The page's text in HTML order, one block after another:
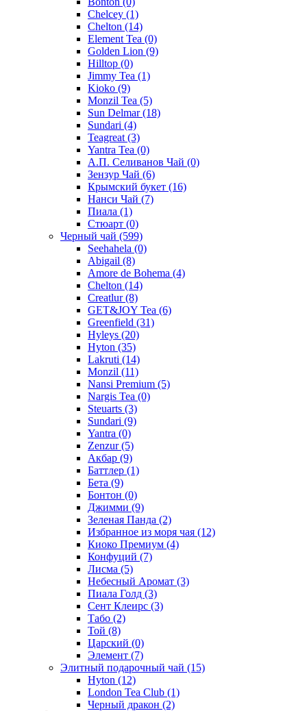
Chelcey (1)
Chelton (14)
Element Tea (0)
Golden Lion (9)
Hilltop (0)
Jimmy Tea (1)
Kioko (9)
Monzil Tea (5)
Sun Delmar(18)
Sundari (4)
Teagreat (3)
Yantra Tea (0)
А.П. Селиванов Чай (0)
Зензур Чай (6)
Крымский букет (16)
Нанси Чай (7)
Пиала (1)
Стюарт (0)
Черный чай (599)
Seehahela (0)
Abigail (8)
Amore de Bohema (4)
Chelton (14)
Creatlur(8)
GET&JOY Tea (6)
Greenfield (31)
Hyleys (20)
Hyton (35)
Lakruti (14)
Monzil (11)
Nansi Premium (5)
Nargis Tea (0)
Steuarts (3)
Sundari (9)
Yantra (0)
Zenzur(5)
Акбар (9)
Баттлер (1)
Бета (9)
Бонтон (0)
Джимми (9)
Зеленая Панда (2)
Избранное из моря чая (12)
Киоко Премиум (4)
Конфуций (7)
Лисма (5)
Небесный Аромат (3)
Пиала Голд (3)
Сент Клеирс (3)
Табо (2)
Той (8)
Царский (0)
Элемент (7)
Элитный подарочный чай (15)
Hyton (12)
London Tea Club (1)
Черный дракон (2)